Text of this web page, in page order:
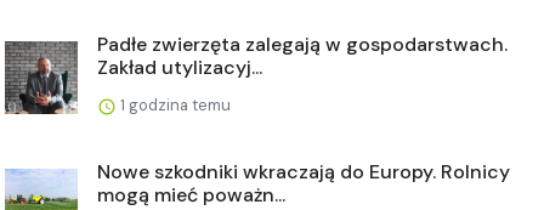
Padłe zwierzęta zalegają w gospodarstwach.
Zakład utylizacyj...
1 godzina temu
Nowe szkodniki wkraczają do Europy. Rolnicy
mogą mieć poważn...